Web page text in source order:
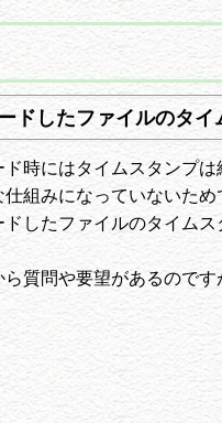
ドしたファイルのタ
ド時にはタイムスタンプ
仕組みになっていないため
ドしたファイルのタイム
ら質問や要望があるので